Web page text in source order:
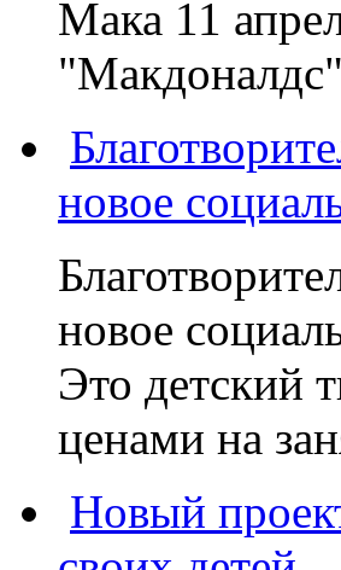
Мака 11
новое
новое
Это детский
ценами на
Новый